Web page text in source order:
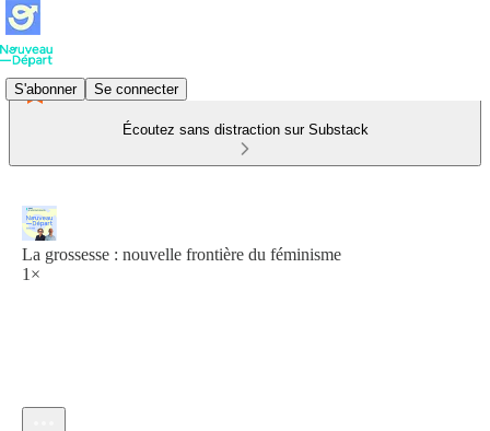
S'abonner Se connecter
Écoutez sans distraction sur Substack
La grossesse : nouvelle frontière du féminisme
1×